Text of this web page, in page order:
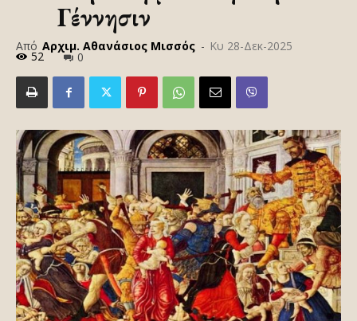
Γέννησιν
Από Αρχιμ. Αθανάσιος Μισσός - Κυ 28-Δεκ-2025
52 0